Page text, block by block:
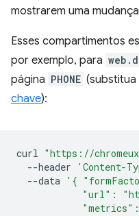
mostrarem uma
Esses compartimentos
por exemplo, para
página PHONE (substitua
chave):
curl "https://
--header
'Content-
--data '{
"url":